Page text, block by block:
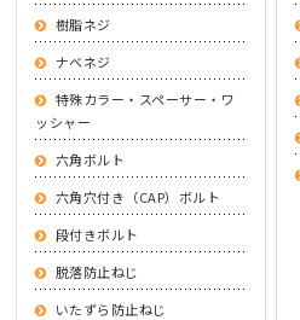
樹脂ネジ
ナベネジ
特殊カラー・スペーサー・ワ
ッシャー
六角ボルト
六角穴付き（CAP）ボルト
段付きボルト
脱落防止ねじ
いたずら防止ねじ